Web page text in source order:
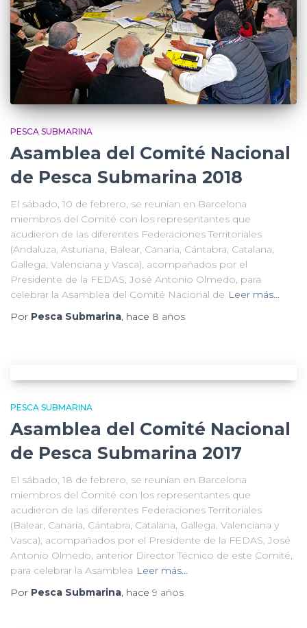
PESCA SUBMARINA
Asamblea del Comité Nacional
de Pesca Submarina 2018
El sábado, 10 de febrero, se reunían en Barcelona
miembros del Comité con los representantes que
acudieron de las diferentes Federaciones Territoriales
(Andaluza, Asturiana, Balear, Canaria, Cántabra, Catalana,
Gallega, Valenciana y Vasca), acompañados por el
Presidente de la FEDAS, José Antonio Olmedo, para
celebrar la Asamblea del Comité Nacional de Leer más…
Por Pesca Submarina , hace 8 años
PESCA SUBMARINA
Asamblea del Comité Nacional
de Pesca Submarina 2017
El sábado, 18 de febrero, se reunían en Barcelona
miembros del Comité con los representantes que
acudieron de las diferentes Federaciones Territoriales
(Balear, Canaria, Cántabra, Catalana, Gallega, Valenciana y
Vasca), acompañados por el Presidente de la FEDAS, José
Antonio Olmedo, anterior Director Técnico de este Comité,
para celebrar la Asamblea Leer más…
Por Pesca Submarina , hace 9 años